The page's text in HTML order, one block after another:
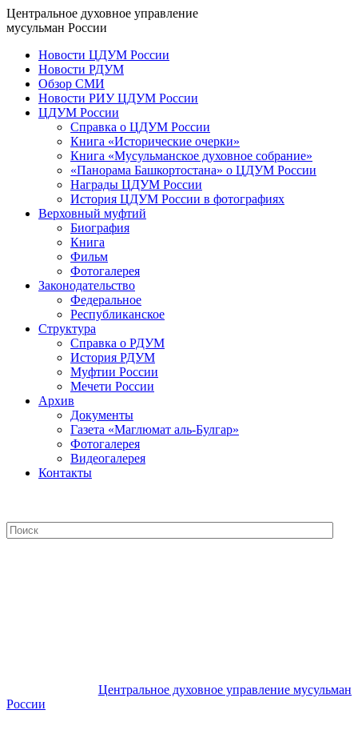
Центральное духовное управление
мусульман России
Новости ЦДУМ России
Новости РДУМ
Обзор СМИ
Новости РИУ ЦДУМ России
ЦДУМ России
Справка о ЦДУМ России
Книга «Исторические очерки»
Книга «Мусульманское духовное собрание»
«Панорама Башкортостана» о ЦДУМ России
Награды ЦДУМ России
История ЦДУМ России в фотографиях
Верховный муфтий
Биография
Книга
Фильм
Фотогалерея
Законодательство
Федеральное
Республиканское
Структура
Справка о РДУМ
История РДУМ
Муфтии России
Мечети России
Архив
Документы
Газета «Маглюмат аль-Булгар»
Фотогалерея
Видеогалерея
Контакты
Центральное духовное управление мусульман
России